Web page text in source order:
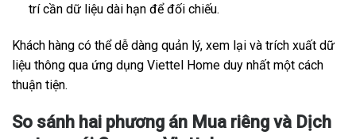
trí cần dữ liệu dài hạn để đối chiếu.
Khách hàng có thể dễ dàng quản lý, xem lại và trích xuất dữ
liệu thông qua ứng dụng Viettel Home duy nhất một cách
thuận tiện.
So sánh hai phương án Mua riêng và Dịch